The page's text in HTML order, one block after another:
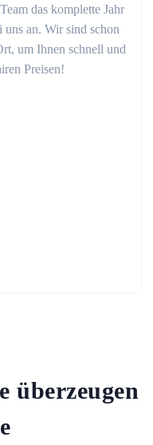
das komplette Jahr
an. Wir sind schon
um Ihnen schnell und
Preisen!
überzeugen